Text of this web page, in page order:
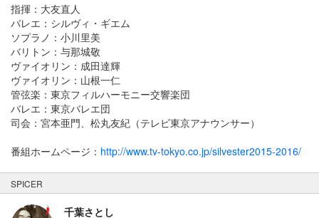
指揮：大友直人
バレエ：シルヴィ・ギエム
ソプラノ：小川里美
バリトン：与那城敬
ヴァイオリン：成田達輝
ヴァイオリン：山根一仁
管弦楽：東京フィルハーモニー交響楽団
バレエ：東京バレエ団
司会：宮本亜門、松丸友紀（テレビ東京アナウンサー）
番組ホームページ： http://www.tv-tokyo.co.jp/silvester2015-2016/
SPICER
千葉さとし